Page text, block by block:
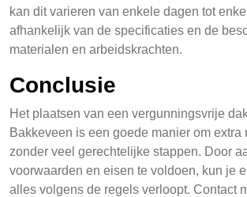
kan dit varieren van enkele dagen tot
afhankelijk van de specificaties en de
materialen en arbeidskrachten.
Conclusie
Het plaatsen van een vergunningsvrije
Bakkeveen is een goede manier om extra
zonder veel gerechtelijke stappen. Door
voorwaarden en eisen te voldoen, kun je
alles volgens de regels verloopt. Contact